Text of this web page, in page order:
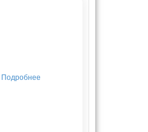
Подробнее